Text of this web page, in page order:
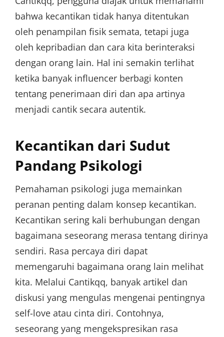
bahwa kecantikan tidak hanya ditentukan
oleh penampilan fisik semata, tetapi juga
oleh kepribadian dan cara kita berinteraksi
dengan orang lain. Hal ini semakin terlihat
ketika banyak influencer berbagi konten
tentang penerimaan diri dan apa artinya
menjadi cantik secara autentik.
Kecantikan dari Sudut
Pandang Psikologi
Pemahaman psikologi juga memainkan
peranan penting dalam konsep kecantikan.
Kecantikan sering kali berhubungan dengan
bagaimana seseorang merasa tentang dirinya
sendiri. Rasa percaya diri dapat
memengaruhi bagaimana orang lain melihat
kita. Melalui Cantikqq, banyak artikel dan
diskusi yang mengulas mengenai pentingnya
self-love atau cinta diri. Contohnya,
seseorang yang mengekspresikan rasa